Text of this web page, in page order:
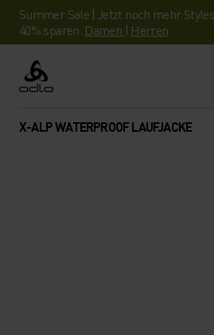
Summer Sale | Jetzt noch mehr
40% sparen. Damen | Herren
Odlo
X-ALP WATERPROOF LAUFJACKE